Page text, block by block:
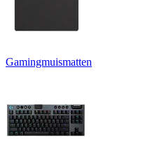
Gamingmuismatten